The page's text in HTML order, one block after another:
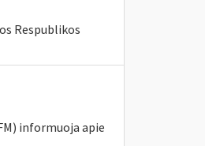
Respublikos
informuoja apie